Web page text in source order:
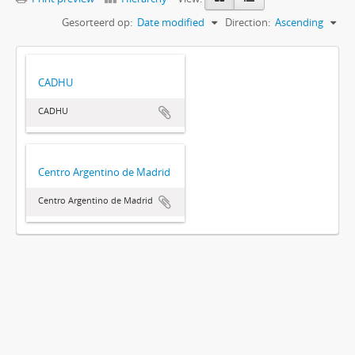
Gesorteerd op: Date modified Direction: Ascending
CADHU
CADHU
Centro Argentino de Madrid
Centro Argentino de Madrid